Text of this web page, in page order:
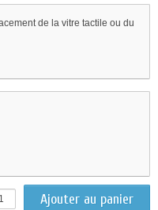
de la vitre tactile ou du